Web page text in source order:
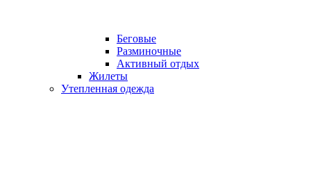
Беговые
Разминочные
Активный отдых
Жилеты
Утепленная одежда